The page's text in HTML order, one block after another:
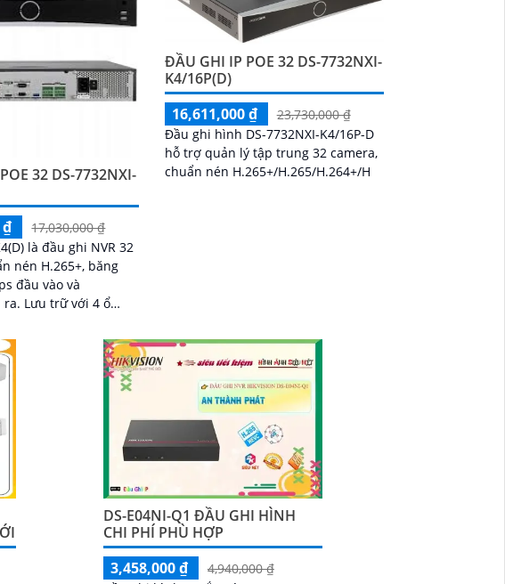
32 DS-7732NXI-
₫
17,030,000 ₫
là đầu ghi NVR 32
nén H.265+, băng
đầu vào và
4 ổ
ĐẦU GHI IP POE 32 DS-7732NXI-
K4/16P(D)
16,611,000 ₫
23,730,000 ₫
Đầu ghi hình DS-7732NXI-K4/16P-D
hỗ trợ quản lý tập trung 32 camera,
chuẩn nén H.265+/H.265/H.264+/H
DS-E04NI-Q1 ĐẦU GHI HÌNH
CHI PHÍ PHÙ HỢP
3,458,000 ₫
4,940,000 ₫